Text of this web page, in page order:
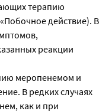
терапию
действие). В
реакции
меропенемом и
В редких случаях
как и при